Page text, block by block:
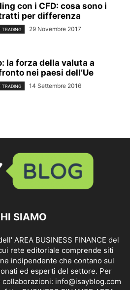
con i CFD: cosa sono i
per differenza
TRADING 29 Novembre 2017
la forza della valuta a
nei paesi dell’Ue
TRADING 14 Settembre 2016
SIAMO
AREA BUSINESS FINANCE del
rete editoriale comprende siti
indipendente che contano sul
ed esperti del settore. Per
info@isayblog.com